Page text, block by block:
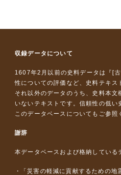
収録データについて
1607年2月以前の史料データは『 [
性についての評価など、史料テキ
それ以外のデータのうち、史料本
いないテキストです。信頼性の低
このデータベースについて もご参照
謝辞
本データベースおよび格納してい
「災害の軽減に貢献するための